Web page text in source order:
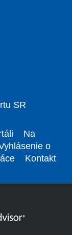
SR
Na
o
Kontakt